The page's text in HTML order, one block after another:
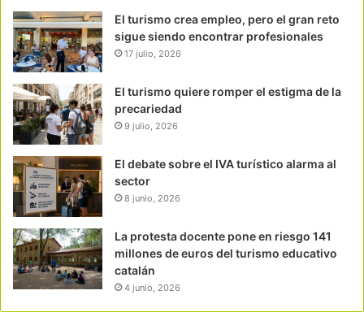
El turismo crea empleo, pero el gran reto
sigue siendo encontrar profesionales
17 julio, 2026
El turismo quiere romper el estigma de la
precariedad
9 julio, 2026
El debate sobre el IVA turístico alarma al
sector
8 junio, 2026
La protesta docente pone en riesgo 141
millones de euros del turismo educativo
catalán
4 junio, 2026